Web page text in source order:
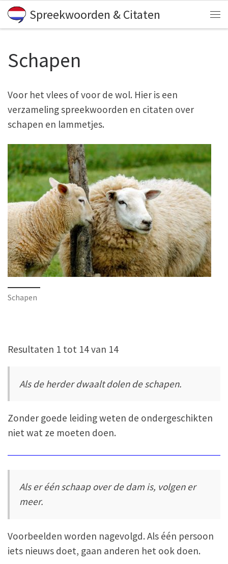
Skip to content
Spreekwoorden & Citaten
Schapen
Voor het vlees of voor de wol. Hier is een
verzameling spreekwoorden en citaten over
schapen en lammetjes.
Schapen
Resultaten 1 tot 14 van 14
Als de herder dwaalt dolen de schapen.
Zonder goede leiding weten de ondergeschikten
niet wat ze moeten doen.
Als er één schaap over de dam is, volgen er
meer.
Voorbeelden worden nagevolgd. Als één persoon
iets nieuws doet, gaan anderen het ook doen.